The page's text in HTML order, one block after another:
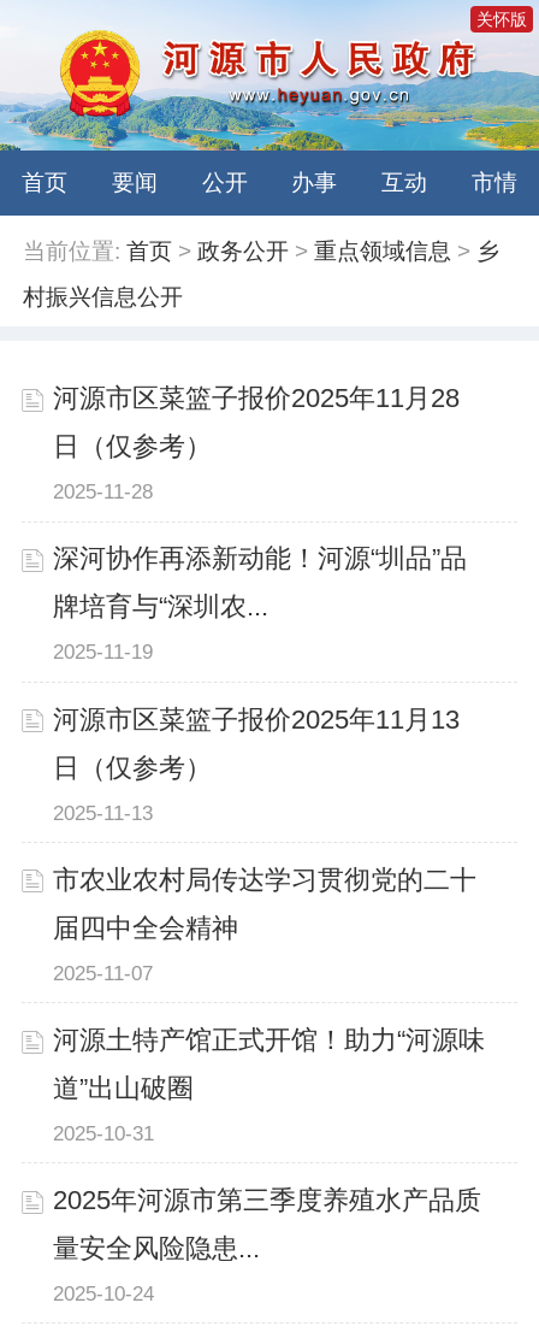
关怀版
首页 要闻 公开 办事 互动 市情
当前位置: 首页 >政务公开 >重点领域信息 > 乡
村振兴信息公开
河源市区菜篮子报价2025年11月28
日（仅参考）
2025-11-28
深河协作再添新动能！河源“圳品”品
牌培育与“深圳农...
2025-11-19
河源市区菜篮子报价2025年11月13
日（仅参考）
2025-11-13
市农业农村局传达学习贯彻党的二十
届四中全会精神
2025-11-07
河源土特产馆正式开馆！助力“河源味
道”出山破圈
2025-10-31
2025年河源市第三季度养殖水产品质
量安全风险隐患...
2025-10-24